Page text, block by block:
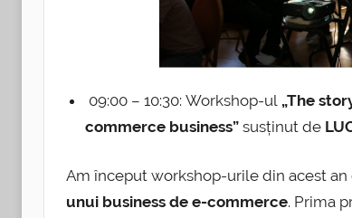
09:00 – 10:30: Workshop-ul „The
commerce business”susținut de
Am început workshop-urile din acest an
unui business de e-commerce. Prima